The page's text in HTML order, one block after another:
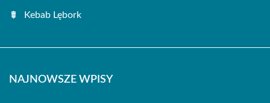
Kebab Lębork
NAJNOWSZE WPISY